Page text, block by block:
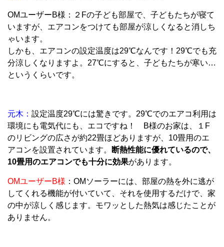
OMユーザーB様：２Fの子ども部屋で、子どもたちが寝て
いますが、エアコンをつけても部屋が涼しくなると消しち
ゃいます。
しかも、エアコンの設定温度は29℃なんです！29℃でも充
分涼しくなりますよ。27℃にすると、子どもたちが寒い…
というくらいです。
元木： 設定温度29℃には驚きです。29℃でのエアコ利用は
環境にも電気代にも、エコですね！ B様のお家は、１F
のリビングの広さが約22畳ほどありますが、10畳用のエ
アコンを設置されています。
断熱性能に優れているので、
10畳用のエアコンでも十分に効果があります。
OMユーザーB様 ：OMソーラーには、部屋の熱を外に逃が
してくれる機能が付いていて、それを使用するだけで、家
の中が涼しく感じます。モワッとした熱気は感じたことが
ありません。